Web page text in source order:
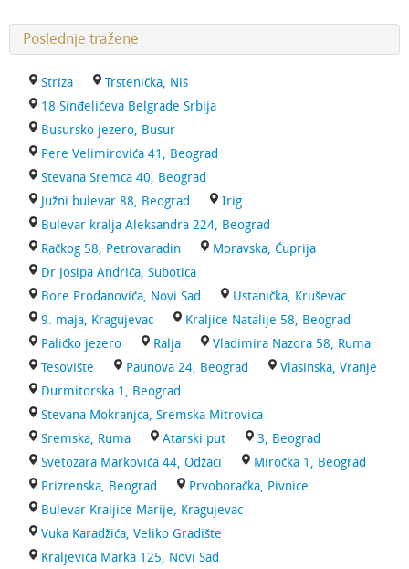
Poslednje tražene
Striza
Trstenička, Niš
18 Sinđelićeva Belgrade Srbija
Busursko jezero, Busur
Pere Velimirovića 41, Beograd
Stevana Sremca 40, Beograd
Južni bulevar 88, Beograd
Irig
Bulevar kralja Aleksandra 224, Beograd
Račkog 58, Petrovaradin
Moravska, Ćuprija
Dr Josipa Andrića, Subotica
Bore Prodanovića, Novi Sad
Ustanička, Kruševac
9. maja, Kragujevac
Kraljice Natalije 58, Beograd
Palićko jezero
Ralja
Vladimira Nazora 58, Ruma
Tesovište
Paunova 24, Beograd
Vlasinska, Vranje
Durmitorska 1, Beograd
Stevana Mokranjca, Sremska Mitrovica
Sremska, Ruma
Atarski put
3, Beograd
Svetozara Markovića 44, Odžaci
Miročka 1, Beograd
Prizrenska, Beograd
Prvoboračka, Pivnice
Bulevar Kraljice Marije, Kragujevac
Vuka Karadžića, Veliko Gradište
Kraljevića Marka 125, Novi Sad